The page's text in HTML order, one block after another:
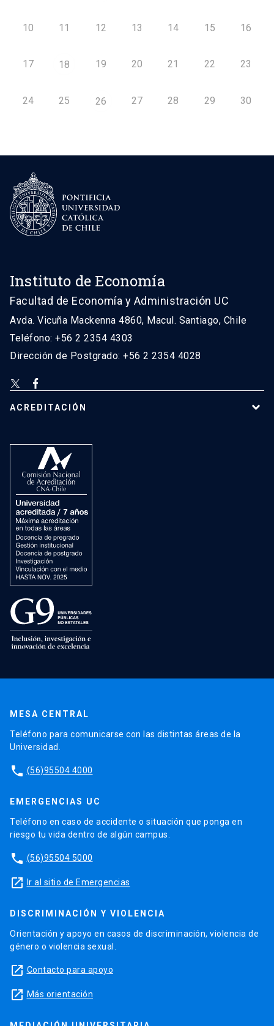
10 11 12 13 14 15 16
17 18 19 20 21 22 23
24 25 26 27 28 29 30
Instituto de Economía
Facultad de Economía y Administración UC
Avda. Vicuña Mackenna 4860, Macul. Santiago, Chile
Teléfono: +56 2 2354 4303
Dirección de Postgrado: +56 2 2354 4028
ACREDITACIÓN
MESA CENTRAL
Teléfono para comunicarse con las distintas áreas de la
Universidad.
phone (56)95504 4000
EMERGENCIAS UC
Teléfono en caso de accidente o situación que ponga en
riesgo tu vida dentro de algún campus.
phone (56)95504 5000
launch Ir al sitio de Emergencias
DISCRIMINACIÓN Y VIOLENCIA
Orientación y apoyo en casos de discriminación, violencia de
género o violencia sexual.
launch Contacto para apoyo
launch Más orientación